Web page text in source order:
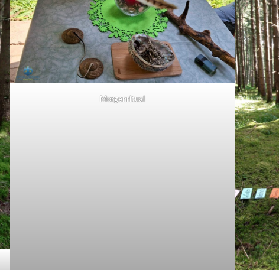
Morgenritual